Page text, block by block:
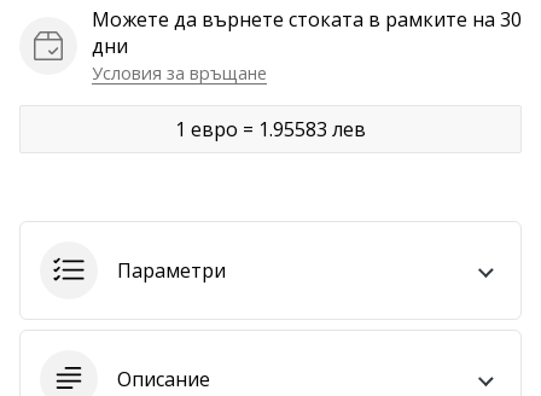
Покажи
всички
статии
Можете да върнете стоката в рамките на 30
дни
Условия за връщане
1 евро = 1.95583 лев
Параметри
Описание